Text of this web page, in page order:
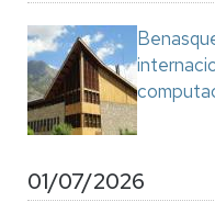
01/07/2026